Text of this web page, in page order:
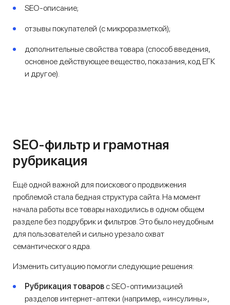
SEO-описание;
отзывы покупателей (с микроразметкой);
дополнительные свойства товара (способ введения,
основное действующее вещество, показания, код ЕГК
и другое).
SEO-фильтр и грамотная
рубрикация
Ещё одной важной для поискового продвижения
проблемой стала бедная структура сайта. На момент
начала работы все товары находились в одном общем
разделе без подрубрик и фильтров. Это было неудобным
для пользователей и сильно урезало охват
семантического ядра.
Изменить ситуацию помогли следующие решения:
Рубрикация товаров с SEO-оптимизацией
разделов интернет-аптеки (например, «инсулины»,